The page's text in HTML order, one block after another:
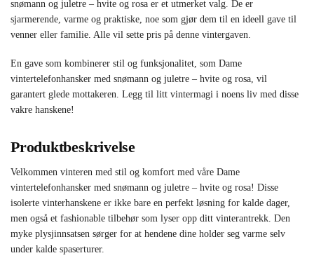
snømann og juletre – hvite og rosa er et utmerket valg. De er
sjarmerende, varme og praktiske, noe som gjør dem til en ideell gave til
venner eller familie. Alle vil sette pris på denne vintergaven.
En gave som kombinerer stil og funksjonalitet, som Dame
vintertelefonhansker med snømann og juletre – hvite og rosa, vil
garantert glede mottakeren. Legg til litt vintermagi i noens liv med disse
vakre hanskene!
Produktbeskrivelse
Velkommen vinteren med stil og komfort med våre Dame
vintertelefonhansker med snømann og juletre – hvite og rosa! Disse
isolerte vinterhanskene er ikke bare en perfekt løsning for kalde dager,
men også et fashionable tilbehør som lyser opp ditt vinterantrekk. Den
myke plysjinnsatsen sørger for at hendene dine holder seg varme selv
under kalde spaserturer.